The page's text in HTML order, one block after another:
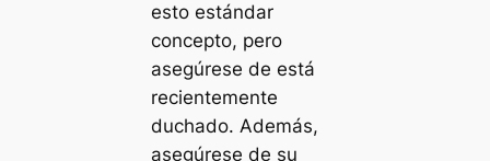
esto estándar
concepto, pero
asegúrese de está
recientemente
duchado. Además,
asegúrese de su